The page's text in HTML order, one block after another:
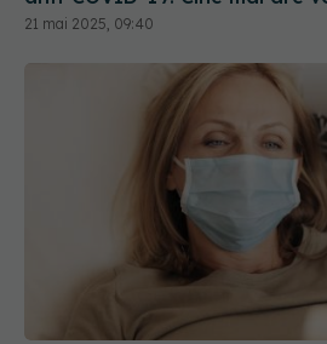
Long-COVID lovește femeile
bărbații. Efectul secundar
de peste 40 de ani